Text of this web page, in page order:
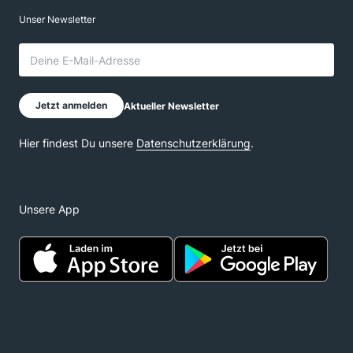
sich vielleicht (vermutlich?) auch ein Realisieren der
erwarteten Rendite von ca. 7% p.a. gerechnet. Sind
deine aktiven Fonds oder einzelne nah daran, oder
eher weit weg? Und dann zählt am Ende nur eines:
glaubst du, dass deine aktiven Fonds in Zukunft die
beim günstigen ETF erwartbare Rendite nach Kosten
sind? Anders formuliert: würdest du heute noch in
deine aktiven Fonds investieren?
ohnehin nicht so viel Rendite abwerfen können bzw.
Geldmarkt-Zinssatz vergleichen, Festgeldern oder
AAA-Staatsanleihen.
Unsere App